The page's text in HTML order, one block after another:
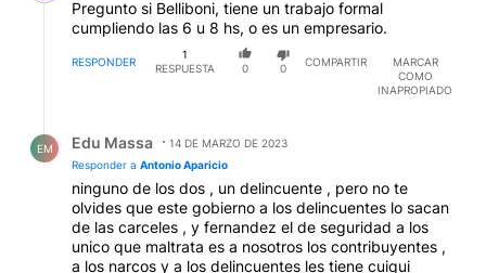
Pregunto si Belliboni, tiene un trabajo formal
cumpliendo las 6 u 8 hs, o es un empresario.
RESPONDER
1
RESPUESTA
0 0
COMPARTIR
MARCAR
COMO
INAPROPIADO
EM Edu Massa
14 DE MARZO DE 2023
Responder a Antonio Aparicio
ninguno de los dos , un delincuente , pero no te
olvides que este gobierno a los delincuentes lo sacan
de las carceles , y fernandez el de seguridad a los
unico que maltrata es a nosotros los contribuyentes ,
a los narcos y a los delincuentes les tiene cuiqui